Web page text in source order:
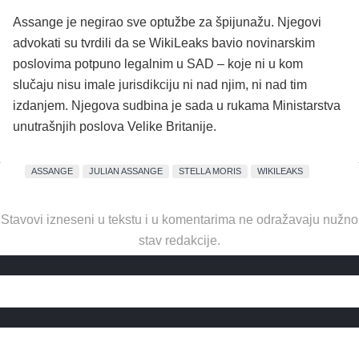
Assange je negirao sve optužbe za špijunažu. Njegovi
advokati su tvrdili da se WikiLeaks bavio novinarskim
poslovima potpuno legalnim u SAD – koje ni u kom
slučaju nisu imale jurisdikciju ni nad njim, ni nad tim
izdanjem. Njegova sudbina je sada u rukama Ministarstva
unutrašnjih poslova Velike Britanije.
ASSANGE JULIAN ASSANGE STELLA MORIS WIKILEAKS
Stavovi izneseni u tekstu i u komentarima ne odražavaju nužno
stav redakcije.